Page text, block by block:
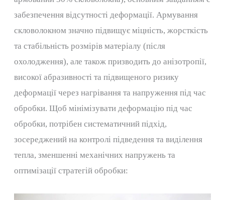
забезпечення відсутності деформації. Армування
скловолокном значно підвищує міцність, жорсткість
та стабільність розмірів матеріалу (після
охолодження), але також призводить до анізотропії,
високої абразивності та підвищеного ризику
деформації через нагрівання та напруження під час
обробки. Щоб мінімізувати деформацію під час
обробки, потрібен систематичний підхід,
зосереджений на контролі підведення та виділення
тепла, зменшенні механічних напружень та
оптимізації стратегій обробки: